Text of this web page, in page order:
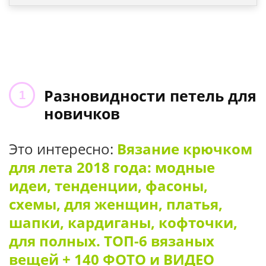
Разновидности петель для
новичков
Это интересно: Вязание крючком
для лета 2018 года: модные
идеи, тенденции, фасоны,
схемы, для женщин, платья,
шапки, кардиганы, кофточки,
для полных. ТОП-6 вязаных
вещей + 140 ФОТО и ВИДЕО